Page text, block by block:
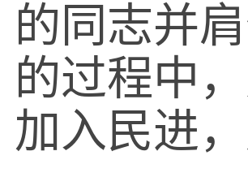
的同志并
的过程中
加入民进